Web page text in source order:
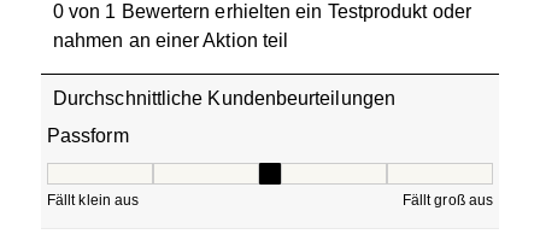
0 von 1 Bewertern erhielten ein Testprodukt oder
nahmen an einer Aktion teil
Durchschnittliche Kundenbeurteilungen
Passform
Fällt klein aus Fällt groß aus